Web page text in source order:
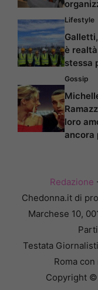
Lifestyle
è
stessa
Gossip
loro
ancora
Redazione
Chedonna.it di
Marchese 10,
Testata
Roma
Copyright